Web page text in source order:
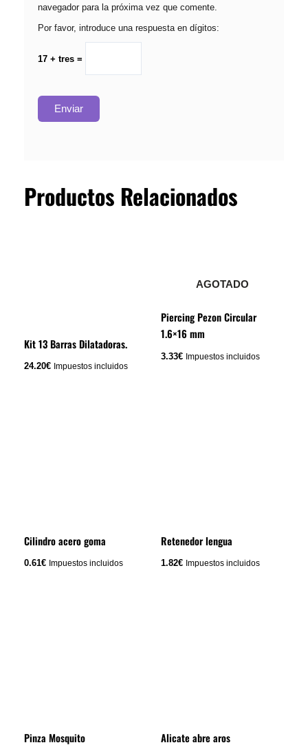
navegador para la próxima vez que comente.
Por favor, introduce una respuesta en dígitos:
17 + tres =
Productos Relacionados
Kit 13 Barras Dilatadoras.
24.20€ Impuestos incluidos
AGOTADO
Piercing Pezon Circular
1.6×16 mm
3.33€ Impuestos incluidos
Cilindro acero goma
0.61€ Impuestos incluidos
Retenedor lengua
1.82€ Impuestos incluidos
Pinza Mosquito
pueden
Alicate abre aros